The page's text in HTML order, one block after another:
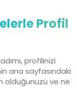
Profil
profilinizi
ana sayfasındaki
olduğunuzu ve ne